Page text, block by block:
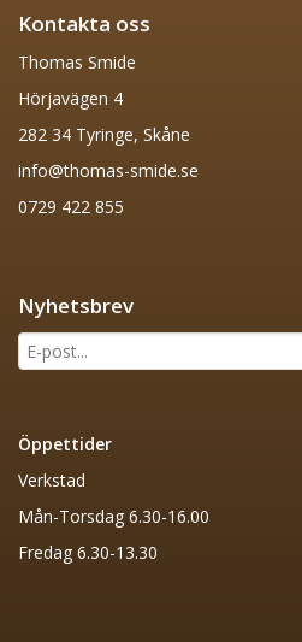
Kontakta oss
Thomas Smide
Hörjavägen 4
282 34 Tyringe, Skåne
info@thomas-smide.se
0729 422 855
Nyhetsbrev
Öppettider
Verkstad
Mån-Torsdag 6.30-16.00
Fredag 6.30-13.30